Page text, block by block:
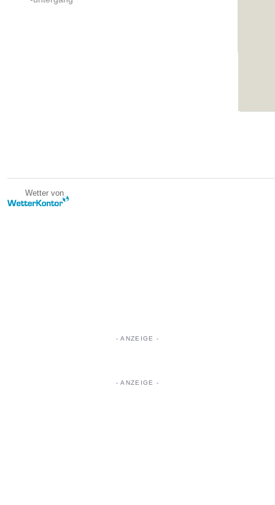
Wetter von